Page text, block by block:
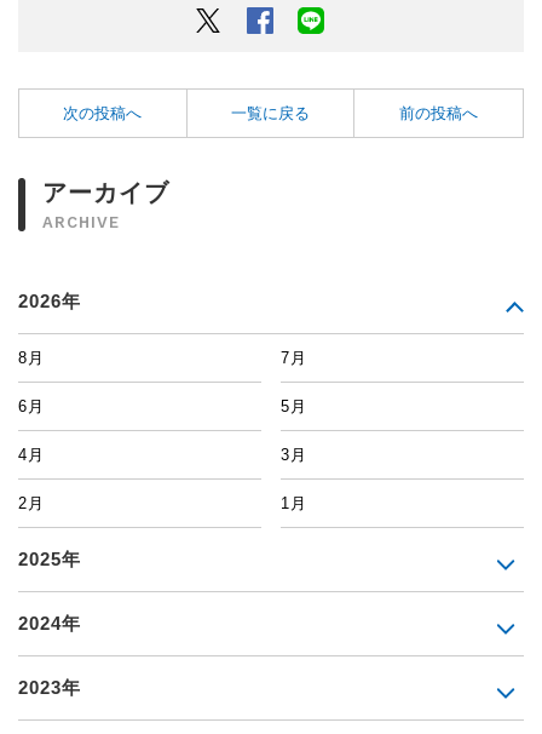
Twitter Facebook
次の投稿へ 一覧に戻る 前の投稿へ
アーカイブ
ARCHIVE
2026年
8月 7月
6月 5月
4月 3月
2月 1月
2025年
2024年
2023年